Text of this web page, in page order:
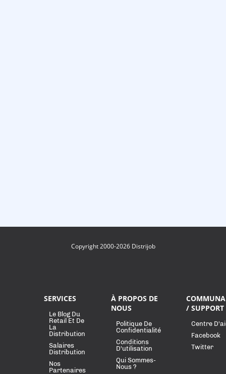
Copyright 2000-2026 Distrijob
SERVICES
Le Blog Du
Retail Et De
La
Distribution
Salaires
Distribution
Nos
Partenaires
À PROPOS DE
NOUS
Politique De
Confidentialité
Conditions
D'utilisation
Qui Sommes-
Nous ?
/ SUPPORT
Centre
Facebook
Twitter